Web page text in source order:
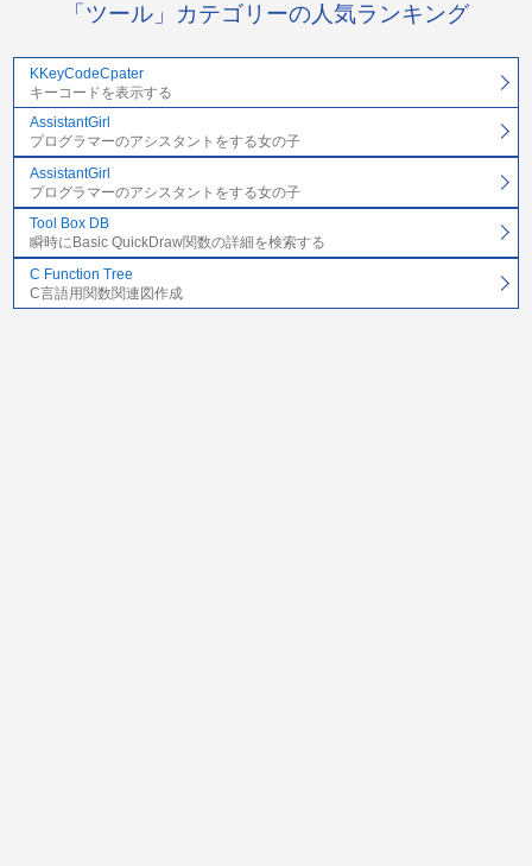
「ツール」カテゴリーの人気ランキング
KKeyCodeCpater
キーコードを表示する
AssistantGirl
プログラマーのアシスタントをする女の子
AssistantGirl
プログラマーのアシスタントをする女の子
Tool Box DB
瞬時にBasic QuickDraw関数の詳細を検索する
C Function Tree
C言語用関数関連図作成